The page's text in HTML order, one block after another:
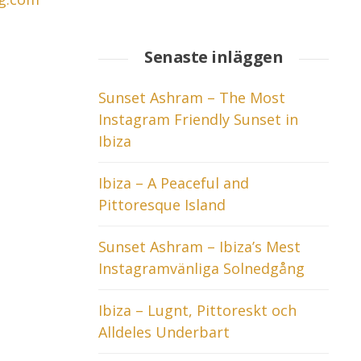
Senaste inläggen
Sunset Ashram – The Most
Instagram Friendly Sunset in
Ibiza
Ibiza – A Peaceful and
Pittoresque Island
Sunset Ashram – Ibiza’s Mest
Instagramvänliga Solnedgång
Ibiza – Lugnt, Pittoreskt och
Alldeles Underbart